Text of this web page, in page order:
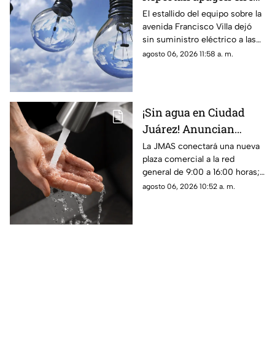
zona de Altavista tras
explosión de
transformador
El estallido del equipo sobre la
avenida Francisco Villa dejó
sin suministro eléctrico a las
colonias Altavista, Insurgentes
agosto 06, 2026 11:58 a. m.
¡Sin agua en Ciudad
Juárez! Anuncian
suspensión del servicio
para este viernes 7 de
agosto
La JMAS conectará una nueva
plaza comercial a la red
general de 9:00 a 16:00 horas;
habrá baja presión, suspensión
agosto 06, 2026 10:52 a. m.